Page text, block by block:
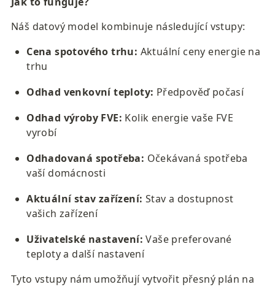
Náš datový model kombinuje následující vstupy:
Cena spotového trhu: Aktuální ceny energie na
trhu
Odhad venkovní teploty: Předpověď počasí
Odhad výroby FVE: Kolik energie vaše FVE
vyrobí
Odhadovaná spotřeba: Očekávaná spotřeba
vaší domácnosti
Aktuální stav zařízení: Stav a dostupnost
vašich zařízení
Uživatelské nastavení: Vaše preferované
teploty a další nastavení
Tyto vstupy nám umožňují vytvořit přesný plán na